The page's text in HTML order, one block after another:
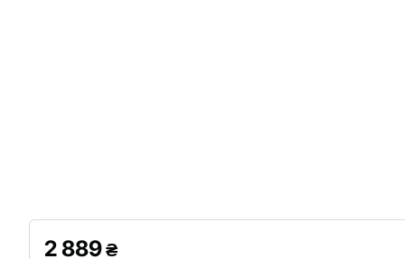
2 889₴